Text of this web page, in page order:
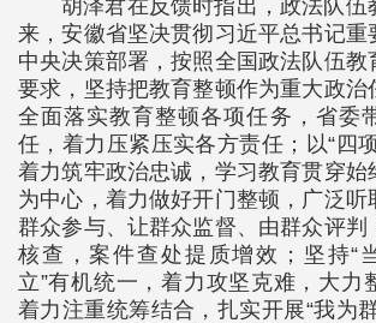
胡泽君在反馈时指出，政法队伍
来，安徽省坚决贯彻习近平总书记重
中央决策部署，按照全国政法队伍教
要求，坚持把教育整顿作为重大政治
全面落实教育整顿各项任务，省委
任，着力压紧压实各方责任；以“四
着力筑牢政治忠诚，学习教育贯穿始
为中心，着力做好开门整顿，广泛听
群众参与、让群众监督、由群众评判
核查，案件查处提质增效；坚持“
立”有机统一，着力攻坚克难，大力
着力注重统筹结合，扎实开展“我为